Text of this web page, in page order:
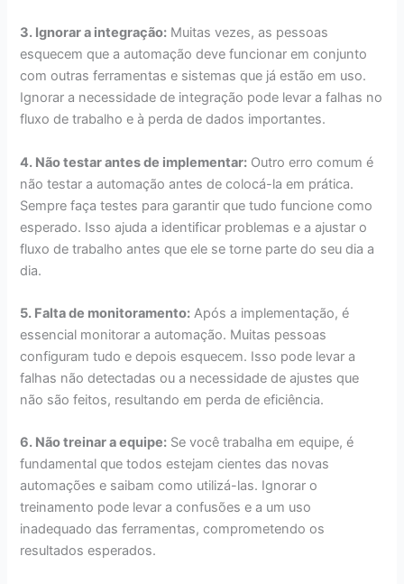
3. Ignorar a integração: Muitas vezes, as pessoas
esquecem que a automação deve funcionar em conjunto
com outras ferramentas e sistemas que já estão em uso.
Ignorar a necessidade de integração pode levar a falhas no
fluxo de trabalho e à perda de dados importantes.
4. Não testar antes de implementar: Outro erro comum é
não testar a automação antes de colocá-la em prática.
Sempre faça testes para garantir que tudo funcione como
esperado. Isso ajuda a identificar problemas e a ajustar o
fluxo de trabalho antes que ele se torne parte do seu dia a
dia.
5. Falta de monitoramento: Após a implementação, é
essencial monitorar a automação. Muitas pessoas
configuram tudo e depois esquecem. Isso pode levar a
falhas não detectadas ou a necessidade de ajustes que
não são feitos, resultando em perda de eficiência.
6. Não treinar a equipe: Se você trabalha em equipe, é
fundamental que todos estejam cientes das novas
automações e saibam como utilizá-las. Ignorar o
treinamento pode levar a confusões e a um uso
inadequado das ferramentas, comprometendo os
resultados esperados.